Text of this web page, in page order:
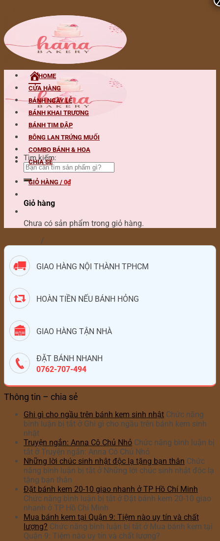
Tìm kiếm:
HOME
CỬA HÀNG
BÁNH NGÀY LỄ
BÁNH KHAI TRƯƠNG
BÁNH TIM ĐẬP
BÔNG LAN TRỨNG MUỐI
COMBO BÁNH & HOA
CHIA SẺ
GIỎ HÀNG / 0₫
Giỏ hàng
Chưa có sản phẩm trong giỏ hàng.
/
GIAO HÀNG NỘI THÀNH TPHCM
HOÀN TIỀN NẾU BÁNH HỎNG
GIAO HÀNG TẬN NHÀ
ĐẶT BÁNH NHANH
0762-707-494
Thông tin – chia sẻ
Ghi gì cho ngầu trên bánh kem sinh nhật Chức năng
bình luận bị tắt ở Ghi gì cho ngầu trên bánh kem sinh
nhật
Truyện ngắn: Anna Cô Chủ Nhỏ Chức năng bình luận bị
tắt ở Truyện ngắn: Anna Cô Chủ Nhỏ
Những lời chúc sinh nhật độc lạ tặng bạn thân Chức
năng bình luận bị tắt ở Những lời chúc sinh nhật độc lạ
tặng bạn thân
Đặt bánh kem 20-10 giao nhanh ở TP Hồ Chí Minh
Chức năng bình luận bị tắt ở Đặt bánh kem 20-10 giao
nhanh ở TP Hồ Chí Minh
Mua bánh kem tại Quận 9: Tiệm nào uy tín và chất
lượng? Chức năng bình luận bị tắt ở Mua bánh kem tại
Quận 9: Tiệm nào uy tín và chất lượng?